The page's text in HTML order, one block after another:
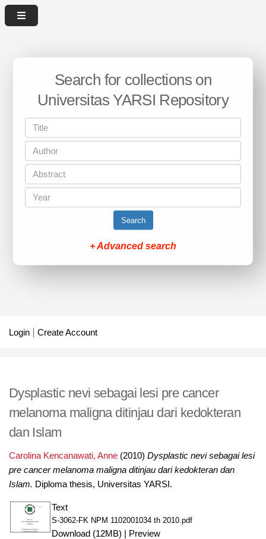
Search for collections on
Universitas YARSI Repository
Search
+ Advanced search
Login Create Account
Dysplastic nevi sebagai lesi pre cancer
melanoma maligna ditinjau dari kedokteran
dan Islam
Carolina Kencanawati, Anne(2010) Dysplastic nevi sebagai lesi
pre cancer melanoma maligna ditinjau dari kedokteran dan
Islam. Diploma thesis, Universitas YARSI.
Text
S-3062-FK NPM 1102001034 th 2010.pdf
Download (12MB) Preview